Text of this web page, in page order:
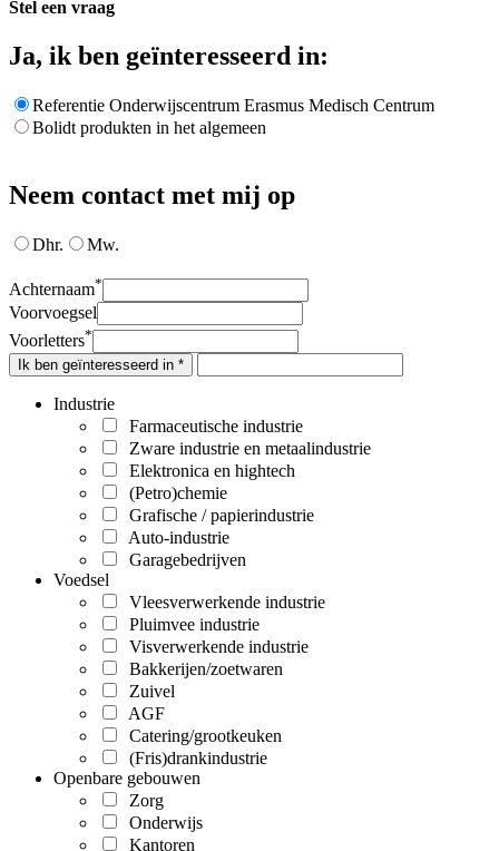
Stel een vraag
Ja, ik ben geïnteresseerd in:
Referentie Onderwijscentrum Erasmus Medisch Centrum
Bolidt produkten in het algemeen
Neem contact met mij op
Dhr. Mw.
Achternaam*
Voorvoegsel
Voorletters*
Ik ben geïnteresseerd in *
Industrie
Farmaceutische industrie
Zware industrie en metaalindustrie
Elektronica en hightech
(Petro)chemie
Grafische / papierindustrie
Auto-industrie
Garagebedrijven
Voedsel
Vleesverwerkende industrie
Pluimvee industrie
Visverwerkende industrie
Bakkerijen/zoetwaren
Zuivel
AGF
Catering/grootkeuken
(Fris)drankindustrie
Openbare gebouwen
Zorg
Onderwijs
Kantoren